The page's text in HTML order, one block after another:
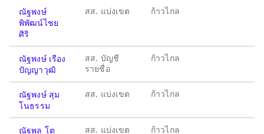
ณัฐพงษ์
พิพัฒน์ไชย
ศิริ
สส. แบ่งเขต ก้าวไกล
ณัฐพงษ์ เรือง
ปัญญาวุฒิ
สส. บัญชี
รายชื่อ
ก้าวไกล
ณัฐพงษ์ สุม
โนธรรม
สส. แบ่งเขต ก้าวไกล
ณัฐพล โต
สส. แบ่งเขต ก้าวไกล